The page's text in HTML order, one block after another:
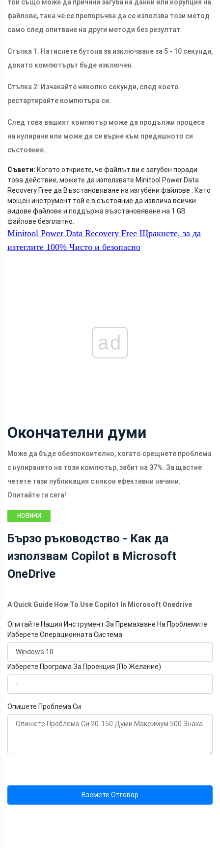
той също може да причини загуба на данни или корупция на
файлове, така че се препоръчва да се използва този метод
само след опитване на други методи без резултат.
Стъпка 1: Натиснете бутона за изключване за 5 - 10 секунди,
докато компютърът бъде изключен.
Стъпка 2: Изчакайте няколко секунди, след което
рестартирайте компютъра си.
След това вашият компютър може да продължи процеса
на нулиране или може да се върне към предишното си
състояние.
Съвети: Когато откриете, че файлът ви е загубен поради
това действие, можете да използвате Minitool Power Data
Recovery Free да Възстановяване на изгубени файлове . Като
мощен инструмент той е в състояние да извлича всички
видове файлове и поддържа възстановяване на 1 GB
файлове безплатно.
Minitool Power Data Recovery Free Щракнете, за да
изтеглите 100% Чисто и безопасно
ad
Окончателни думи
Може да бъде обезпокоително, когато срещнете проблема
с нулирането на този компютър, забит на 37%. За щастие
четете тази публикация с някои ефективни начини.
Опитайте ги сега!
НОВИНИ
Бързо ръководство - Как да
използвам Copilot в Microsoft
OneDrive
A Quick Guide How To Use Copilot In Microsoft Onedrive
Опитайте Нашия Инструмент За Премахване На Проблемите
Изберете Операционната Система
Изберете Програма За Проекция (По Желание)
Опишете Проблема Си
Вземете Отговор